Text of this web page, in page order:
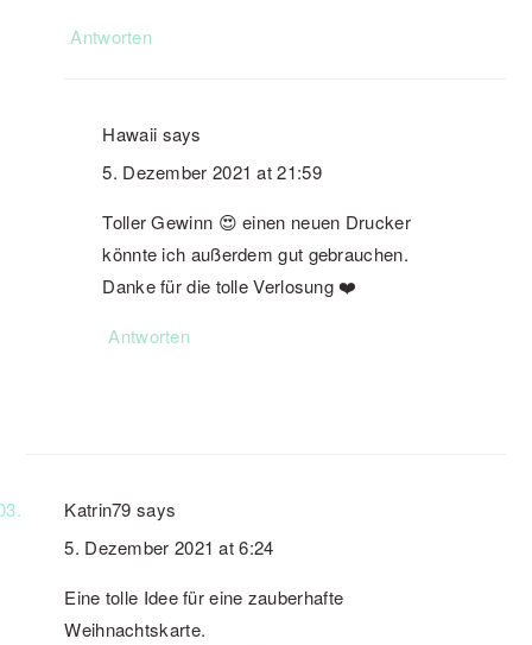
Antworten
Hawaii says
5. Dezember 2021 at 21:59
Toller Gewinn 😍 einen neuen Drucker
könnte ich außerdem gut gebrauchen.
Danke für die tolle Verlosung ❤️
Antworten
Katrin79 says
5. Dezember 2021 at 6:24
Eine tolle Idee für eine zauberhafte
Weihnachtskarte.